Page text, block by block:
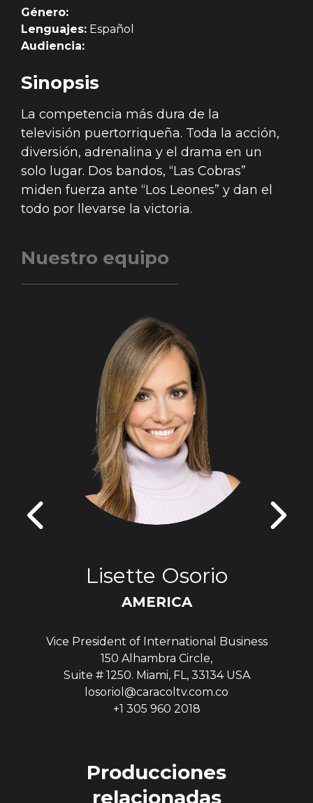
Género:
Lenguajes: Español
Audiencia:
Sinopsis
La competencia más dura de la
televisión puertorriqueña. Toda la acción,
diversión, adrenalina y el drama en un
solo lugar. Dos bandos, “Las Cobras”
miden fuerza ante “Los Leones” y dan el
todo por llevarse la victoria.
Nuestro equipo
Lisette Osorio
AMERICA
Vice President of International Business
150 Alhambra Circle,
Suite # 1250. Miami, FL, 33134 USA
losoriol@caracoltv.com.co
+1 305 960 2018
Producciones
relacionadas